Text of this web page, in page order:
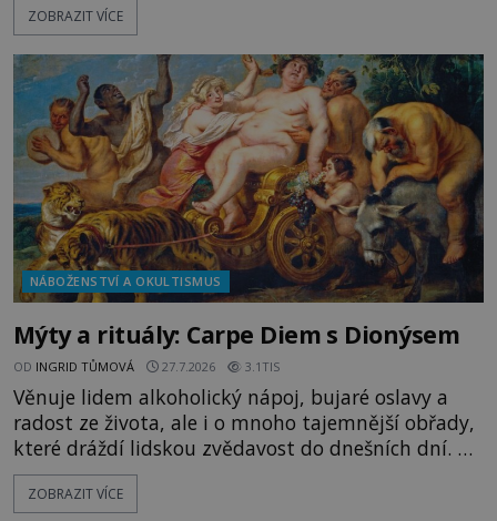
tajemným obsahem. Kapitán lodi už na ně čeká.
vyplouváme,“ sdělí jim. „Kam máme namířeno,
kapitáne?“ zeptá se ho jeden z templářů. „Do Sk
ZOBRAZIT VÍCE
NÁBOŽENSTVÍ A OKULTISMUS
Mýty a rituály: Carpe Diem s Dionýsem
OD INGRID TŮMOVÁ 27.7.2026 3.1TIS
Věnuje lidem alkoholický nápoj, bujaré oslavy a
radost ze života, ale i o mnoho tajemnější obřady,
které dráždí lidskou zvědavost do dnešních dní. Co
doopravdy představuje bůh, jemuž Římané říkají
Bakchus? Mytologický příběh řeckého boha
ZOBRAZIT VÍCE